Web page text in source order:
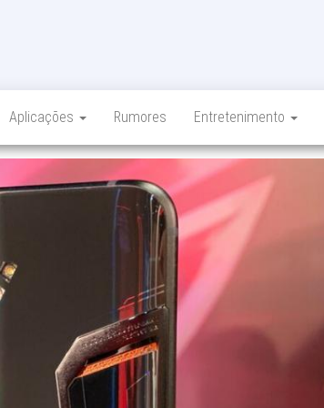
Aplicações Rumores Entretenimento